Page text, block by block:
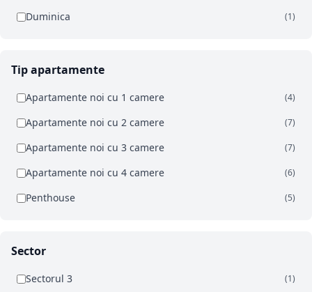
Duminica (1)
Tip apartamente
Apartamente noi cu 1 camere (4)
Apartamente noi cu 2 camere (7)
Apartamente noi cu 3 camere (7)
Apartamente noi cu 4 camere (6)
Penthouse (5)
Sector
Sectorul 3 (1)